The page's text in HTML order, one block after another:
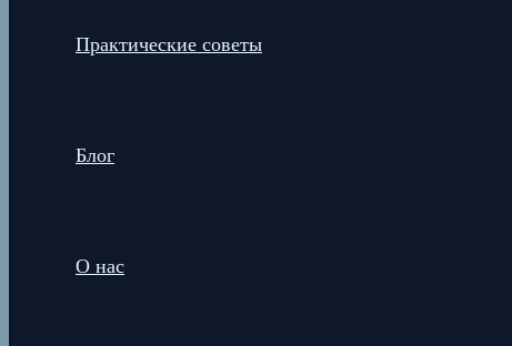
Практические советы
Блог
О нас